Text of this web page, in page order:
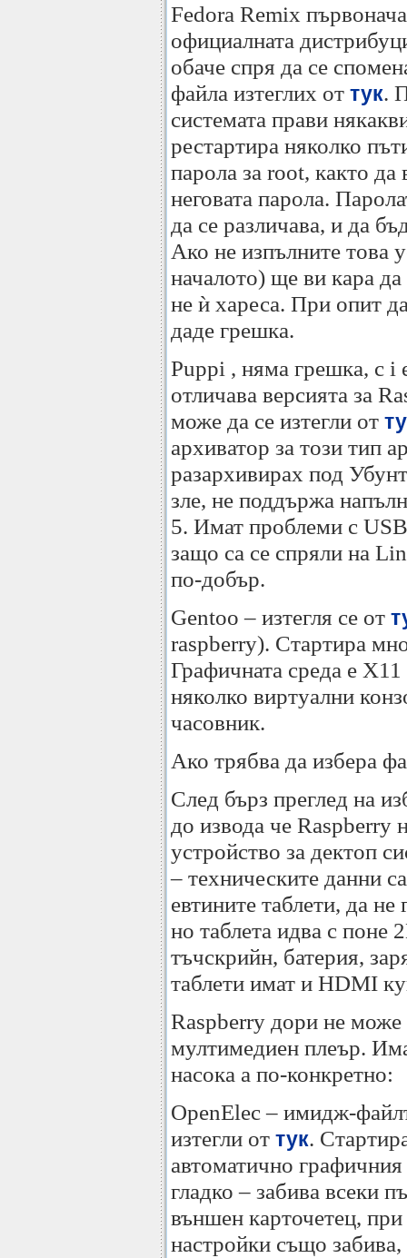
Fedora Remix
официалната
обаче спря да се
файла изтеглих от тук.
системата прави
рестартира няколко
парола за root, както да
неговата парола.
да се различава, и да
Ако не изпълните това
началото) ще ви кара
не ѝ хареса. При опит
даде грешка.
Puppi , няма грешка, с i
отличава версията за
може да се изтегли от
архиватор за този тип
разархивирах под
зле, не поддържа
5. Имат проблеми с
защо са се спряли на
по-добър.
Gentoo – изтегля се от
raspberry). Стартира
Графичната среда е
няколко виртуални
часовник.
Ако трябва да избера
След бърз преглед на
до извода че Raspberry
устройство за дектоп
– техническите данни
евтините таблети, да
но таблета идва с поне
тъчскрийн, батерия,
таблети имат и HDMI
Raspberry дори не може
мултимедиен плеър.
насока а по-конкретно:
OpenElec – имидж-
изтегли от тук.
автоматично
гладко – забива всеки
външен карточетец,
настройки също